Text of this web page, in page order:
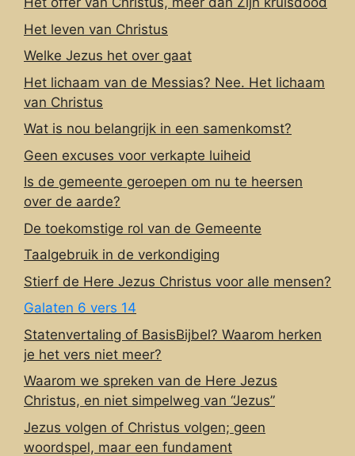
Het leven van Christus
Welke Jezus het over gaat
Het lichaam van de Messias? Nee. Het lichaam
van Christus
Wat is nou belangrijk in een samenkomst?
Geen excuses voor verkapte luiheid
Is de gemeente geroepen om nu te heersen
over de aarde?
De toekomstige rol van de Gemeente
Taalgebruik in de verkondiging
Stierf de Here Jezus Christus voor alle mensen?
Galaten 6 vers 14
Statenvertaling of BasisBijbel? Waarom herken
je het vers niet meer?
Waarom we spreken van de Here Jezus
Christus, en niet simpelweg van “Jezus”
Jezus volgen of Christus volgen; geen
woordspel, maar een fundament